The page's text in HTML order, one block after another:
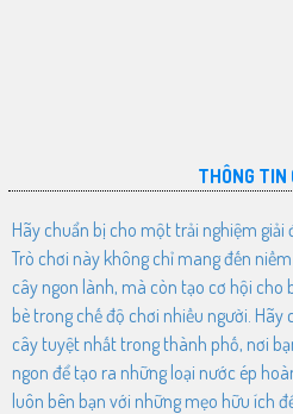
THÔNG TIN
Hãy chuẩn bị cho một trải nghiệm
Trò chơi này không chỉ mang đến
cây ngon lành, mà còn tạo cơ hội cho
bè trong chế độ chơi nhiều người.
cây tuyệt nhất trong thành phố, nơi
ngon để tạo ra những loại nước ép
luôn bên bạn với những mẹo hữu ích